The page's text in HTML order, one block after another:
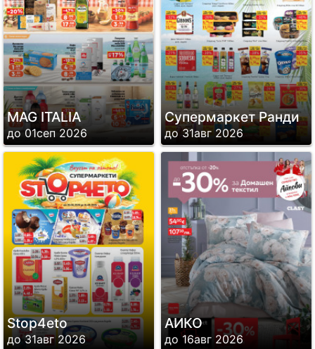
MAG ITALIA
до 01сеп 2026
Супермаркет Ранди
до 31авг 2026
Stop4eto
до 31авг 2026
АИКО
до 16авг 2026